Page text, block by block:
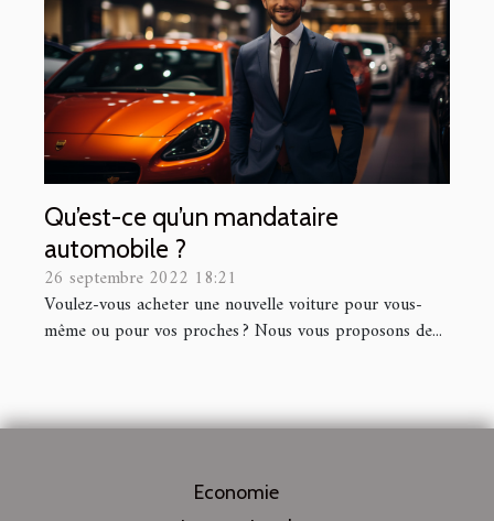
Qu’est-ce qu’un mandataire
automobile ?
26 septembre 2022 18:21
Voulez-vous acheter une nouvelle voiture pour vous-
même ou pour vos proches ? Nous vous proposons de...
Economie